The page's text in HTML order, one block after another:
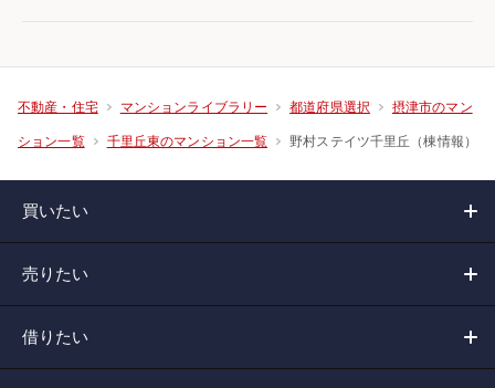
不動産・住宅 マンションライブラリー 都道府県選択 摂津市のマン
ション一覧 千里丘東のマンション一覧 野村ステイツ千里丘（棟情報）
買いたい
売りたい
借りたい